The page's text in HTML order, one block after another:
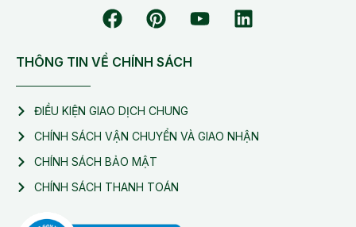
THÔNG TIN VỀ CHÍNH SÁCH
ĐIỀU KIỆN GIAO DỊCH CHUNG
CHÍNH SÁCH VẬN CHUYỂN VÀ GIAO NHẬN
CHÍNH SÁCH BẢO MẬT
CHÍNH SÁCH THANH TOÁN